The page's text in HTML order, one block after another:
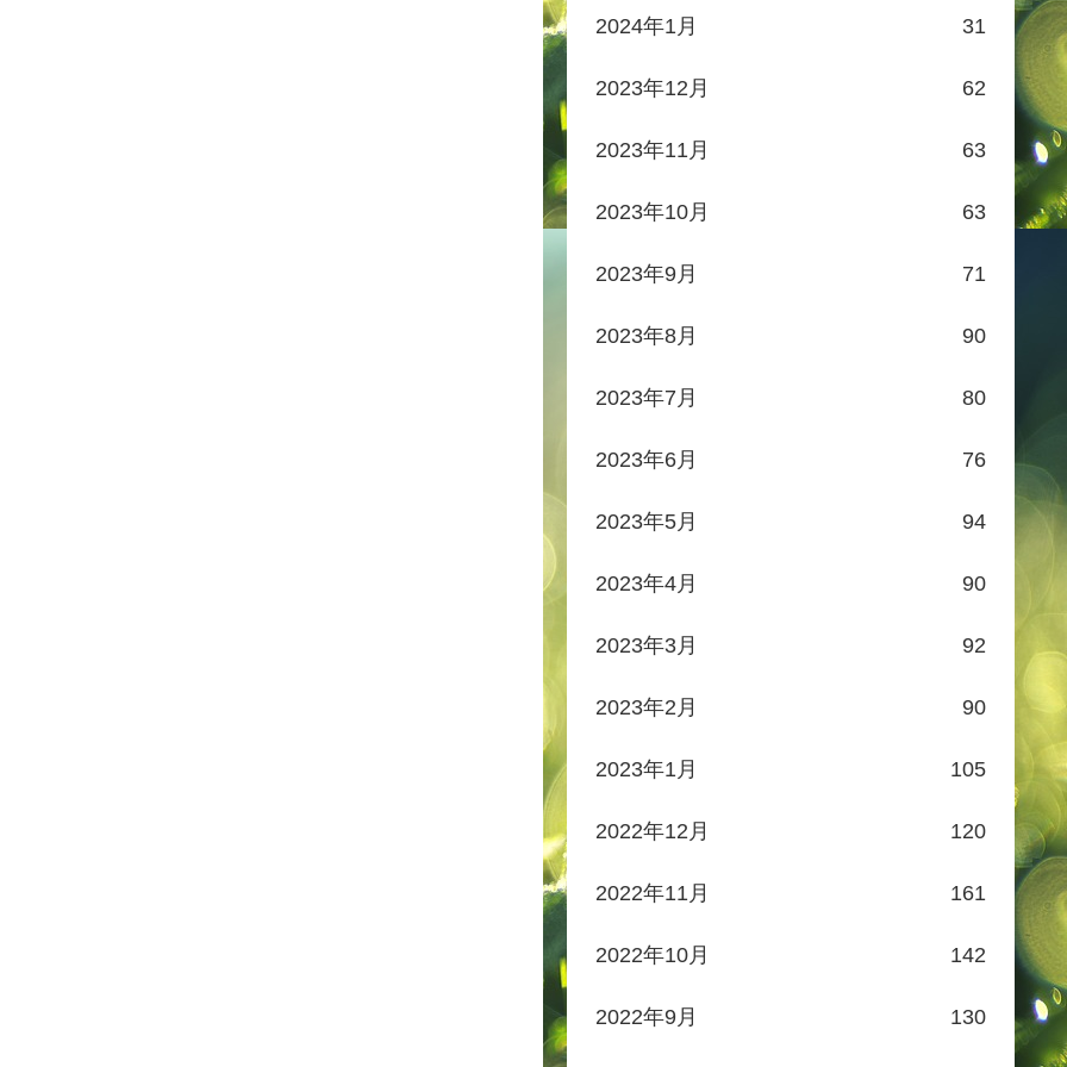
2024年1月 31
2023年12月 62
2023年11月 63
2023年10月 63
2023年9月 71
2023年8月 90
2023年7月 80
2023年6月 76
2023年5月 94
2023年4月 90
2023年3月 92
2023年2月 90
2023年1月 105
2022年12月 120
2022年11月 161
2022年10月 142
2022年9月 130